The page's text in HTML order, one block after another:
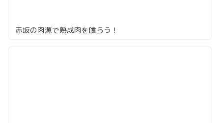
赤坂の肉源で熟成肉を喰らう！